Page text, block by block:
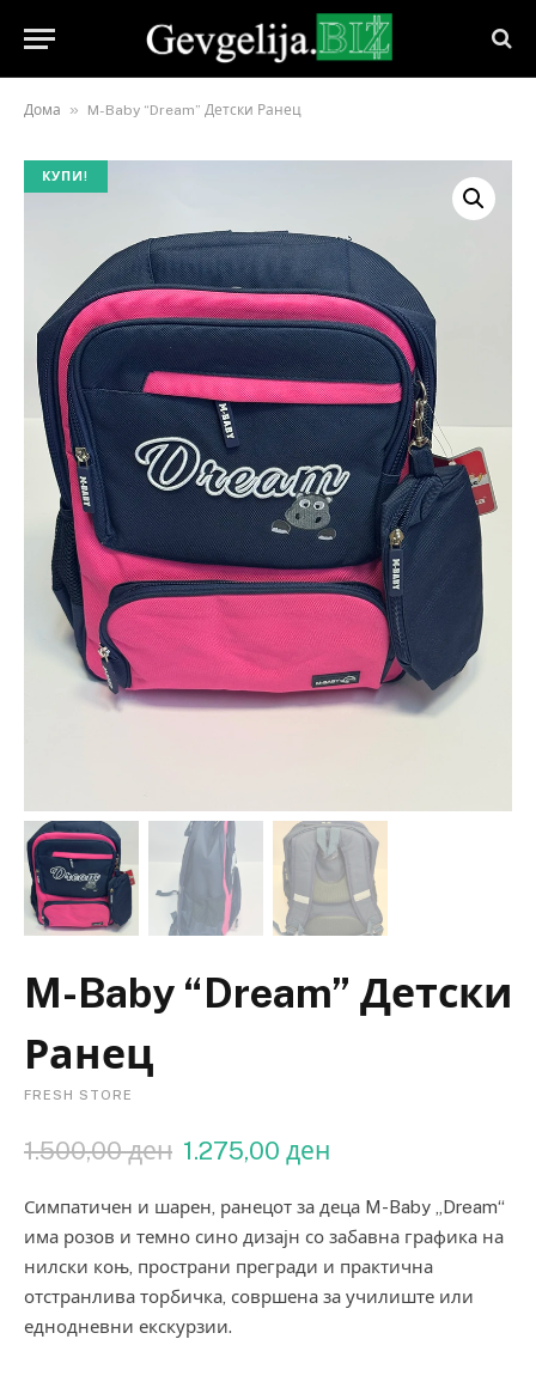
Дома » M-Baby “Dream” Детски Ранец
КУПИ!
M-Baby “Dream” Детски
Ранец
FRESH STORE
1.500,00ден 1.275,00 ден
Симпатичен и шарен, ранецот за деца M-Baby „Dream“
има розов и темно сино дизајн со забавна графика на
нилски коњ, пространи прегради и практична
отстранлива торбичка, совршена за училиште или
еднодневни екскурзии.